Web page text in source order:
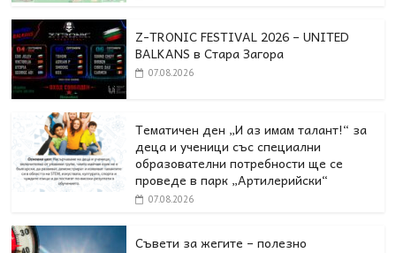
Z-TRONIC FESTIVAL 2026 – UNITED
BALKANS в Стара Загора
07.08.2026
Тематичен ден „И аз имам талант!“ за
деца и ученици със специални
образователни потребности ще се
проведе в парк „Артилерийски“
07.08.2026
Съвети за жегите – полезно